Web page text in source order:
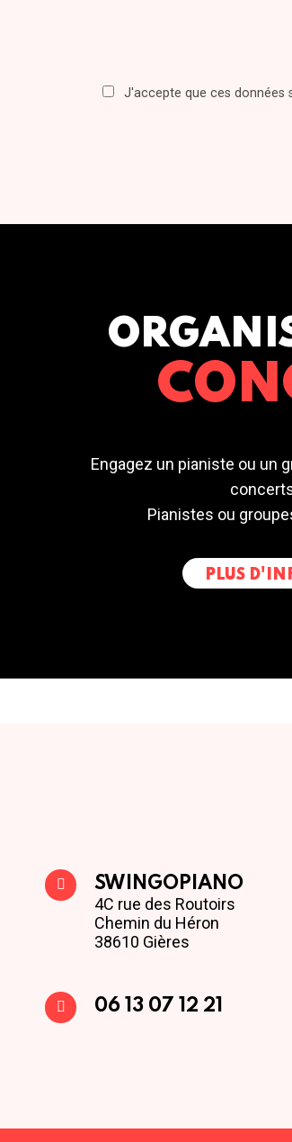
J'accepte que ces données
Engagez un pianiste ou un
Pianistes ou
PLUS
SWINGOPIANO
4C rue des Routoirs
Chemin du Héron
38610 Gières
06 13 07 12 21